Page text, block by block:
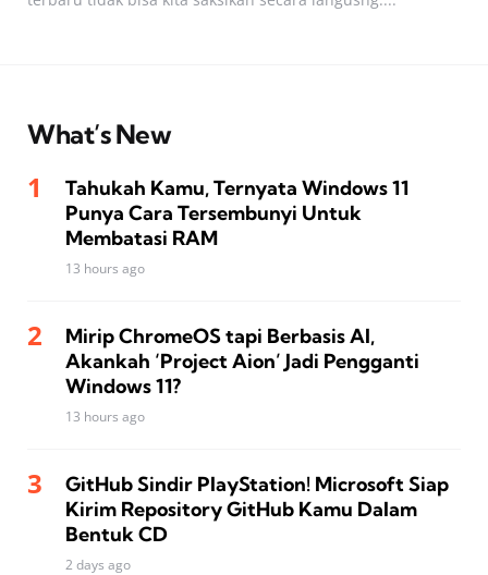
What’s New
Tahukah Kamu, Ternyata Windows 11
Punya Cara Tersembunyi Untuk
Membatasi RAM
13 hours ago
Mirip ChromeOS tapi Berbasis AI,
Akankah ‘Project Aion’ Jadi Pengganti
Windows 11?
13 hours ago
GitHub Sindir PlayStation! Microsoft Siap
Kirim Repository GitHub Kamu Dalam
Bentuk CD
2 days ago